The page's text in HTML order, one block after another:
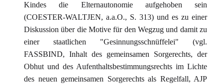
Kindes die Elternautonomie aufgehoben sein
(COESTER-WALTJEN, a.a.O., S. 313) und es zu einer
Diskussion über die Motive für den Wegzug und damit zu
einer staatlichen "Gesinnungsschnüffelei" (vgl.
FASSBIND, Inhalt des gemeinsamen Sorgerechts, der
Obhut und des Aufenthaltsbestimmungsrechts im Lichte
des neuen gemeinsamen Sorgerechts als Regelfall, AJP